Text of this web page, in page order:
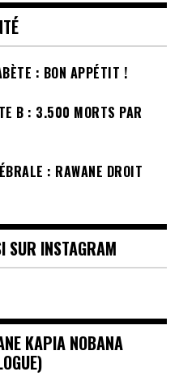
: BON APPÉTIT !
B : 3.500 MORTS PAR
: RAWANE DROIT
SUR INSTAGRAM
KAPIA NOBANA